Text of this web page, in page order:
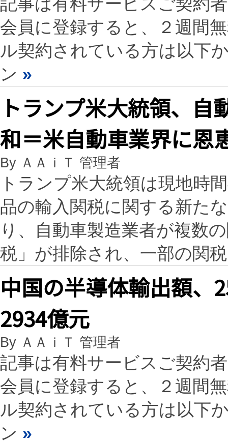
会員に登録すると、２週間
ル契約されている方は以下
ン »
トランプ米大統領、
和＝米自動車業界に恩
By ＡＡｉＴ 管理者
トランプ米大統領は現地時
品の輸入関税に関する新た
り、自動車製造業者が複数
税」が排除され、一部の関
中国の半導体輸出額、
2934億元
By ＡＡｉＴ 管理者
記事は有料サービスご契約
会員に登録すると、２週間
ル契約されている方は以下
ン »